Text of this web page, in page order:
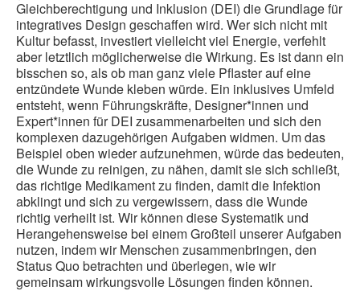
Gleichberechtigung und Inklusion (DEI) die Grundlage für
integratives Design geschaffen wird. Wer sich nicht mit
Kultur befasst, investiert vielleicht viel Energie, verfehlt
aber letztlich möglicherweise die Wirkung. Es ist dann ein
bisschen so, als ob man ganz viele Pflaster auf eine
entzündete Wunde kleben würde. Ein inklusives Umfeld
entsteht, wenn Führungskräfte, Designer*innen und
Expert*innen für DEI zusammenarbeiten und sich den
komplexen dazugehörigen Aufgaben widmen. Um das
Beispiel oben wieder aufzunehmen, würde das bedeuten,
die Wunde zu reinigen, zu nähen, damit sie sich schließt,
das richtige Medikament zu finden, damit die Infektion
abklingt und sich zu vergewissern, dass die Wunde
richtig verheilt ist. Wir können diese Systematik und
Herangehensweise bei einem Großteil unserer Aufgaben
nutzen, indem wir Menschen zusammenbringen, den
Status Quo betrachten und überlegen, wie wir
gemeinsam wirkungsvolle Lösungen finden können.